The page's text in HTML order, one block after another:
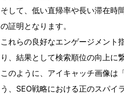
そして、低い直帰率や長い滞在時
の証明となります。
これらの良好なエンゲージメント
り、結果として検索順位の向上に
このように、アイキャッチ画像は
う、SEO戦略における正のスパイ